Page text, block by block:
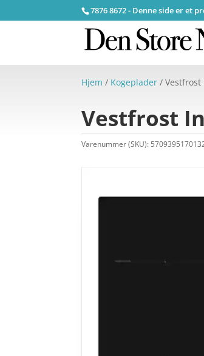
7876 8672 - Denne side er et
Hjem / Kogeplader / Vestfrost
Vestfrost
Varenummer (SKU):